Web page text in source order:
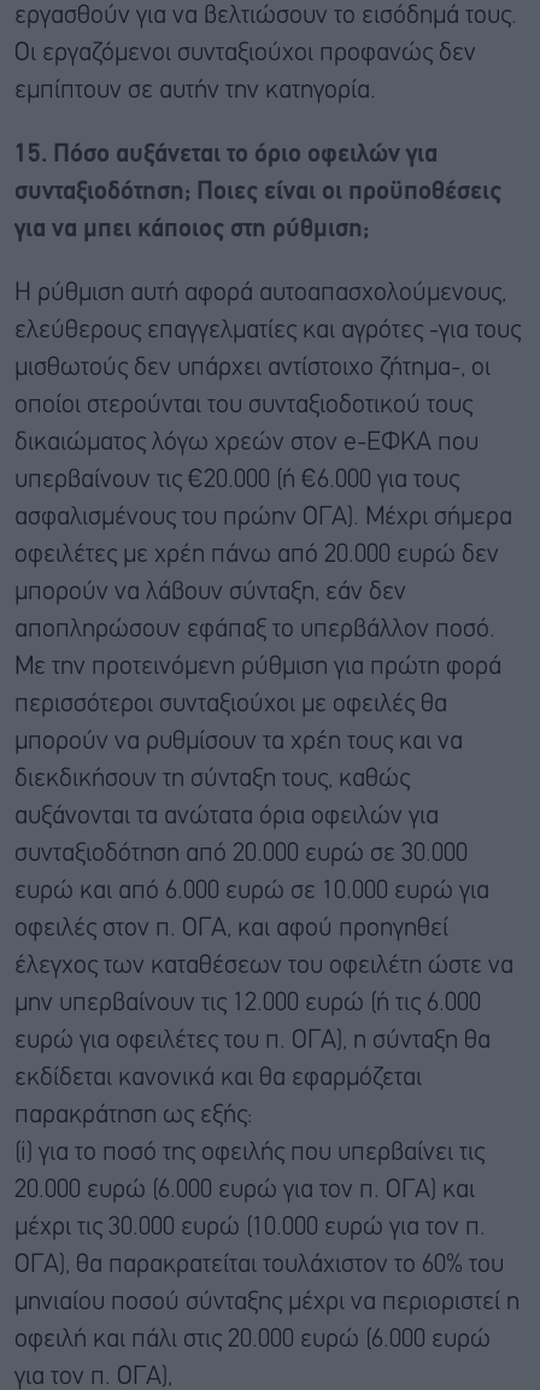
εργασθούν για να βελτιώσουν το εισόδημά τους.
Οι εργαζόμενοι συνταξιούχοι προφανώς δεν
εμπίπτουν σε αυτήν την κατηγορία.
15. Πόσο αυξάνεται το όριο οφειλών για
συνταξιοδότηση; Ποιες είναι οι προϋποθέσεις
για να μπει κάποιος στη ρύθμιση;
Η ρύθμιση αυτή αφορά αυτοαπασχολούμενους,
ελεύθερους επαγγελματίες και αγρότες -για τους
μισθωτούς δεν υπάρχει αντίστοιχο ζήτημα-, οι
οποίοι στερούνται του συνταξιοδοτικού τους
δικαιώματος λόγω χρεών στον e-ΕΦΚΑ που
υπερβαίνουν τις €20.000 (ή €6.000 για τους
ασφαλισμένους του πρώην ΟΓΑ). Μέχρι σήμερα
οφειλέτες με χρέη πάνω από 20.000 ευρώ δεν
μπορούν να λάβουν σύνταξη, εάν δεν
αποπληρώσουν εφάπαξ το υπερβάλλον ποσό.
Με την προτεινόμενη ρύθμιση για πρώτη φορά
περισσότεροι συνταξιούχοι με οφειλές θα
μπορούν να ρυθμίσουν τα χρέη τους και να
διεκδικήσουν τη σύνταξη τους, καθώς
αυξάνονται τα ανώτατα όρια οφειλών για
συνταξιοδότηση από 20.000 ευρώ σε 30.000
ευρώ και από 6.000 ευρώ σε 10.000 ευρώ για
οφειλές στον π. ΟΓΑ, και αφού προηγηθεί
έλεγχος των καταθέσεων του οφειλέτη ώστε να
μην υπερβαίνουν τις 12.000 ευρώ (ή τις 6.000
ευρώ για οφειλέτες του π. ΟΓΑ), η σύνταξη θα
εκδίδεται κανονικά και θα εφαρμόζεται
παρακράτηση ως εξής:
(i) για το ποσό της οφειλής που υπερβαίνει τις
20.000 ευρώ (6.000 ευρώ για τον π. ΟΓΑ) και
μέχρι τις 30.000 ευρώ (10.000 ευρώ για τον π.
ΟΓΑ), θα παρακρατείται τουλάχιστον το 60% του
μηνιαίου ποσού σύνταξης μέχρι να περιοριστεί η
οφειλή και πάλι στις 20.000 ευρώ (6.000 ευρώ
για τον π. ΟΓΑ),